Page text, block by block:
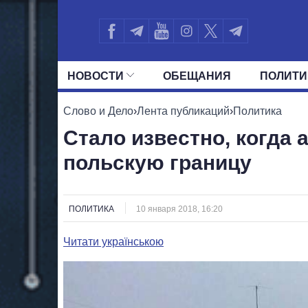
НОВОСТИ ОБЕЩАНИЯ
ВСЕ ПОЛИТИКИ ПРЕЗИДЕНТ И
Слово и Дело›Лента публикаций›Политика
Стало известно, когда
польскую границу
ПОЛИТИКА 10 января 2018, 16:20
Читати українською